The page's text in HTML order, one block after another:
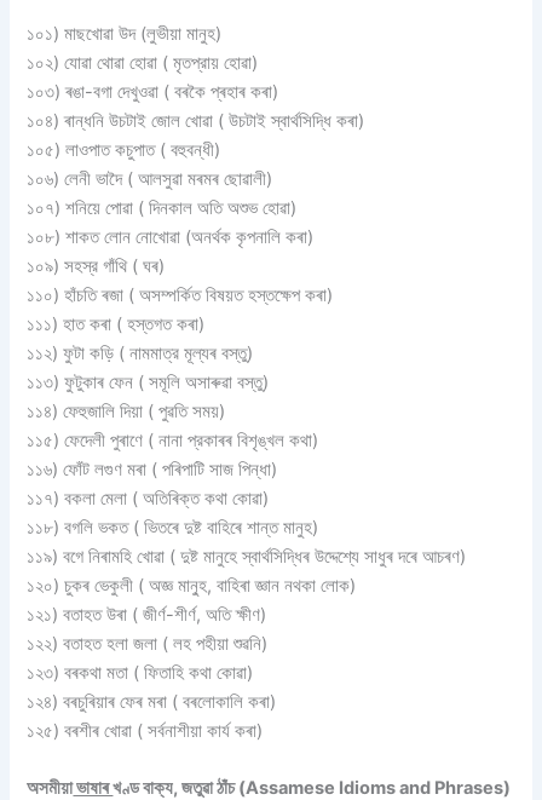
১০১) মাছখোৱা উদ (লুভীয়া মানুহ)
১০২) যােৱা থোৱা হােৱা ( মৃতপ্রায় হােৱা)
১০৩) ৰঙা-বগা দেখুওৱা ( বৰকৈ প্ৰহাৰ কৰা)
১০৪) ৰান্ধনি উচটাই জোল খোৱা ( উচটাই স্বার্থসিদ্ধি কৰা)
১০৫) লাওপাত কচুপাত ( বহুবন্ধী)
১০৬) লেনী ভাদৈ ( আলসুৱা মৰমৰ ছােৱালী)
১০৭) শনিয়ে পােৱা ( দিনকাল অতি অশুভ হােৱা)
১০৮) শাকত লােন নােখােৱা (অনর্থক কৃপনালি কৰা)
১০৯) সহস্র গাঁথি ( ঘৰ)
১১০) হাঁচতি ৰজা ( অসম্পর্কিত বিষয়ত হস্তক্ষেপ কৰা)
১১১) হাত কৰা ( হস্তগত কৰা)
১১২) ফুটা কড়ি ( নামমাত্র মূল্যৰ বস্তু)
১১৩) ফুটুকাৰ ফেন ( সমূলি অসাৰুৱা বস্তু)
১১৪) ফেহুজালি দিয়া ( পুৱতি সময়)
১১৫) ফেদেলী পুৰাণে ( নানা প্রকাৰৰ বিশৃঙ্খল কথা)
১১৬) ফোঁট লগুণ মৰা ( পৰিপাটি সাজ পিন্ধা)
১১৭) বকলা মেলা ( অতিৰিক্ত কথা কোৱা)
১১৮) বগলি ভকত ( ভিতৰে দুষ্ট বাহিৰে শান্ত মানুহ)
১১৯) বগে নিৰামহি খােৱা ( দুষ্ট মানুহে স্বার্থসিদ্ধিৰ উদ্দেশ্যে সাধুৰ দৰে আচৰণ)
১২০) চুকৰ ভেকুলী ( অজ্ঞ মানু্হ, বাহিৰা জ্ঞান নথকা লোক)
১২১) বতাহত উৰা ( জীর্ণ-শীর্ণ, অতি ক্ষীণ)
১২২) বতাহত হলা জলা ( লহ পহীয়া শুৱনি)
১২৩) বৰকথা মতা ( ফিতাহি কথা কোৱা)
১২৪) বৰচুৰিয়াৰ ফেৰ মৰা ( বৰলােকালি কৰা)
১২৫) বৰশীৰ খােৱা ( সর্বনাশীয়া কার্য কৰা)
অসমীয়াভাষাৰখণ্ড বাক্য, জতুৱা ঠাঁচ (Assamese Idioms and Phrases)